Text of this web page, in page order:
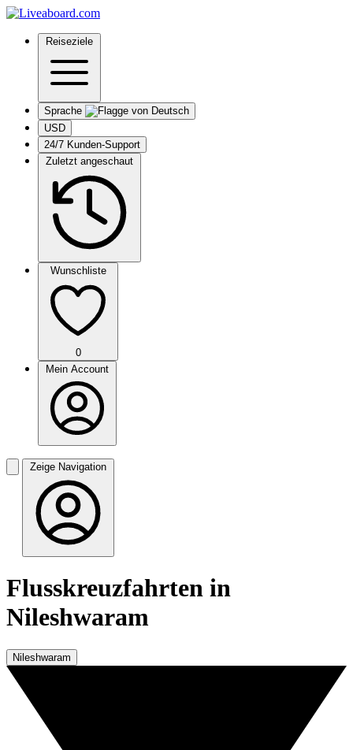
Reiseziele
Sprache
USD
24/7 Kunden-Support
Zuletzt angeschaut
Wunschliste
0
Mein Account
Zeige Navigation
Flusskreuzfahrten in
Nileshwaram
Nileshwaram